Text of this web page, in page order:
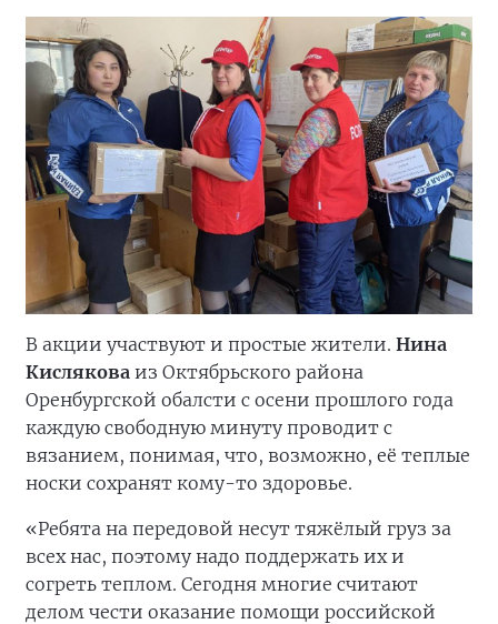
В акции участвуют и простые жители. Нина
Кислякова из Октябрьского района
Оренбургской обалсти с осени прошлого года
каждую свободную минуту проводит с
вязанием, понимая, что, возможно, её теплые
носки сохранят кому-то здоровье.
«Ребята на передовой несут тяжёлый груз за
всех нас, поэтому надо поддержать их и
согреть теплом. Сегодня многие считают
делом чести оказание помощи российской